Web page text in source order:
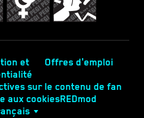
et
Offres d'emploi
sur le contenu de fan
aux cookiesREDmod